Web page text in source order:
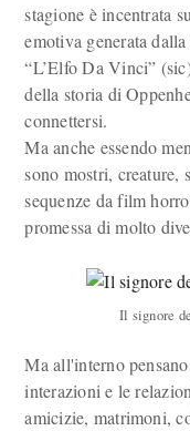
stagione è incentrata
emotiva generata
“L’Elfo Da Vinci”
della storia di
connettersi.
Ma anche essendo
sono mostri, creature,
sequenze da film
promessa di molto
Il signore
Ma all'interno
interazioni e le
amicizie, matrimoni,